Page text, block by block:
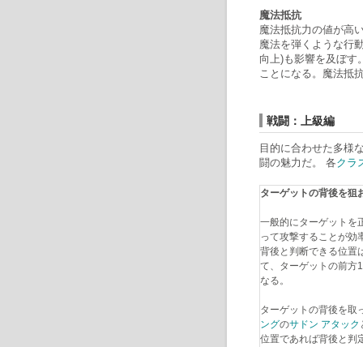
魔法抵抗
魔法抵抗力の値が高
魔法を弾くような行
向上)も影響を及ぼす
ことになる。魔法抵
戦闘：上級編
目的に合わせた多様
闘の魅力だ。 各クラ
ターゲットの背後を狙
一般的にターゲットを
って攻撃することが効
背後と判断できる位置
て、ターゲットの前方
なる。
ターゲットの背後を取
ングのサドン アタック
位置であれば背後と判